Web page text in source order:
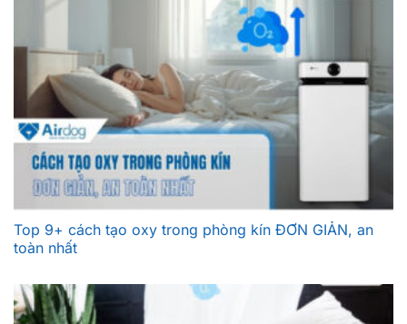
Top 9+ cách tạo oxy trong phòng kín ĐƠN GIẢN, an
toàn nhất